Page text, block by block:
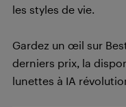
les styles de vie.
Gardez un œil sur
derniers prix, la
lunettes à IA